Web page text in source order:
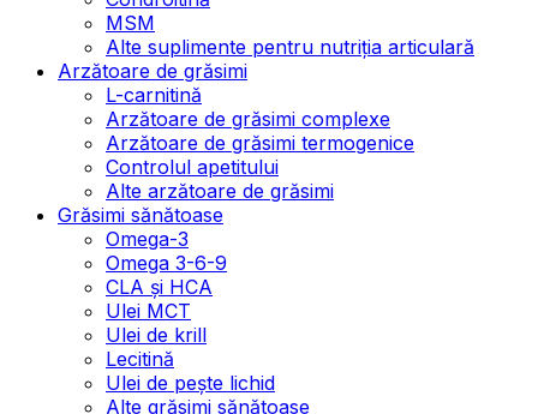
MSM
Alte suplimente pentru nutriția articulară
Arzătoare de grăsimi
L-carnitină
Arzătoare de grăsimi complexe
Arzătoare de grăsimi termogenice
Controlul apetitului
Alte arzătoare de grăsimi
Grăsimi sănătoase
Omega-3
Omega 3-6-9
CLA şi HCA
Ulei MCT
Ulei de krill
Lecitină
Ulei de pește lichid
Alte grăsimi sănătoase